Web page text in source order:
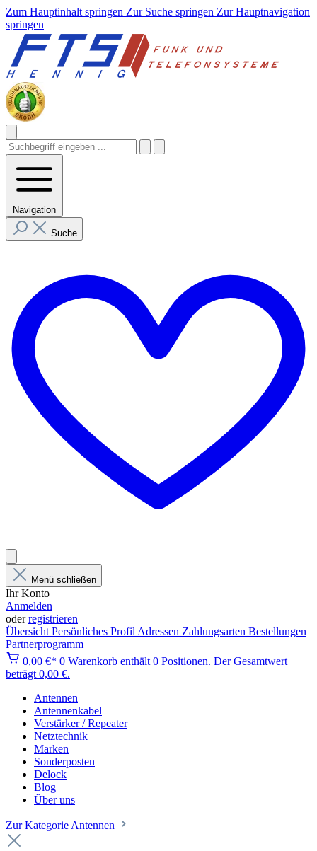
Zum Hauptinhalt springen Zur Suche springen Zur Hauptnavigation
springen
Navigation
Suche
Menü schließen
Ihr Konto
Anmelden
oderregistrieren
Übersicht Persönliches Profil Adressen Zahlungsarten Bestellungen
Partnerprogramm
0,00 €* 0 Warenkorb enthält 0 Positionen. Der Gesamtwert
beträgt 0,00 €.
Antennen
Antennenkabel
Verstärker / Repeater
Netztechnik
Marken
Sonderposten
Delock
Blog
Über uns
Zur Kategorie Antennen